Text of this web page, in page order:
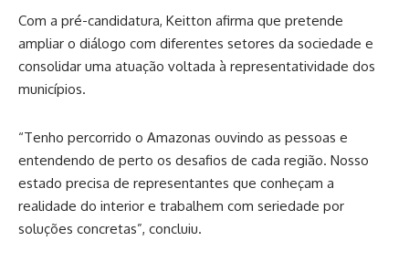
Com a pré-candidatura, Keitton afirma que pretende
ampliar o diálogo com diferentes setores da sociedade e
consolidar uma atuação voltada à representatividade dos
municípios.
“Tenho percorrido o Amazonas ouvindo as pessoas e
entendendo de perto os desafios de cada região. Nosso
estado precisa de representantes que conheçam a
realidade do interior e trabalhem com seriedade por
soluções concretas”, concluiu.